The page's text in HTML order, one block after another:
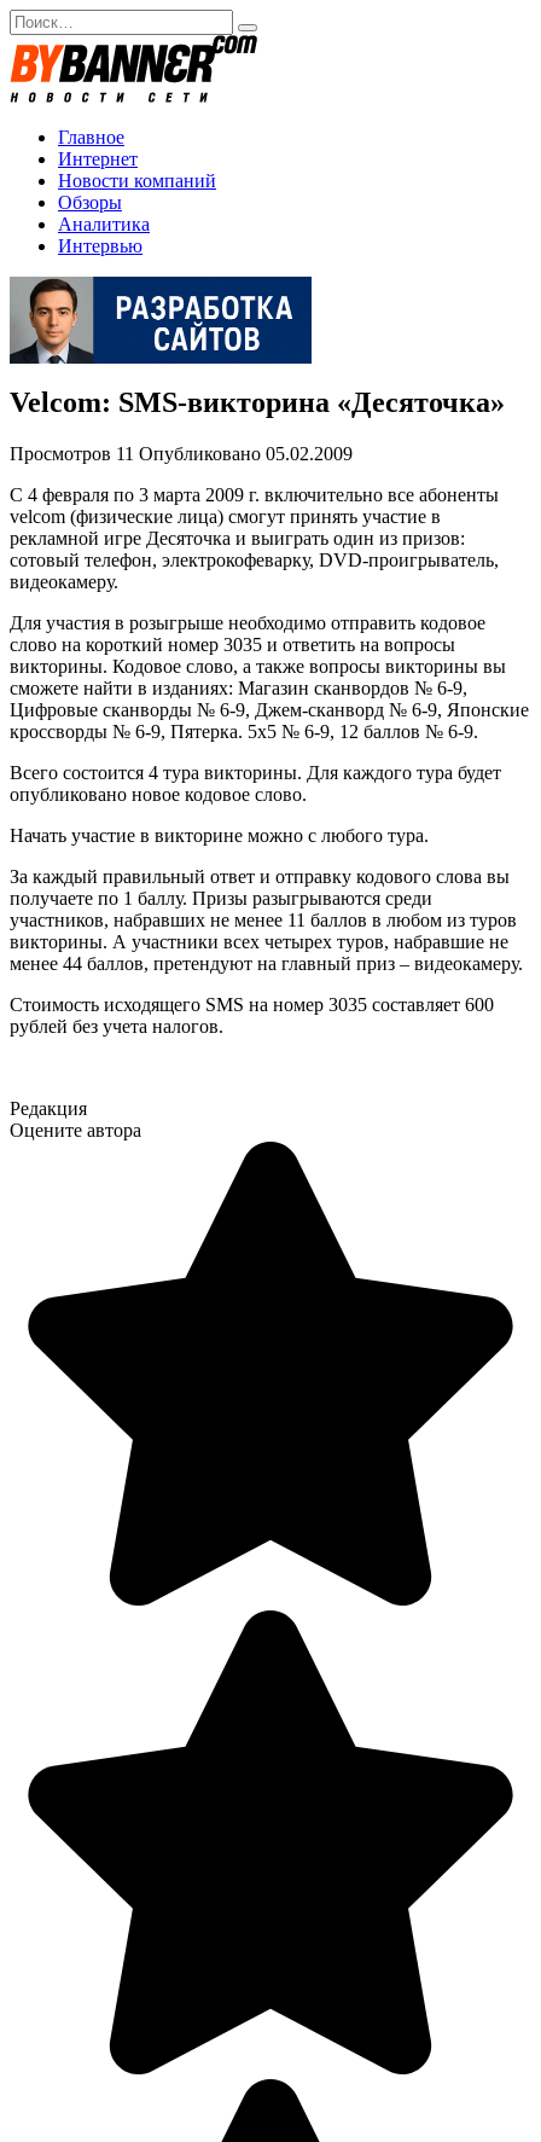
Перейти
к
содержанию
Search
for:
Главное
Интернет
Новости компаний
Обзоры
Аналитика
Интервью
Velcom: SMS-викторина «Десяточка»
Просмотров 11 Опубликовано 05.02.2009
C 4 февраля по 3 марта 2009 г. включительно все абоненты
velcom (физические лица) смогут принять участие в
рекламной игре Десяточка и выиграть один из призов:
сотовый телефон, электрокофеварку, DVD-проигрыватель,
видеокамеру.
Для участия в розыгрыше необходимо отправить кодовое
слово на короткий номер 3035 и ответить на вопросы
викторины. Кодовое слово, а также вопросы викторины вы
сможете найти в изданиях: Магазин сканвордов № 6-9,
Цифровые сканворды № 6-9, Джем-сканворд № 6-9, Японские
кроссворды № 6-9, Пятерка. 5х5 № 6-9, 12 баллов № 6-9.
Всего состоится 4 тура викторины. Для каждого тура будет
опубликовано новое кодовое слово.
Начать участие в викторине можно с любого тура.
За каждый правильный ответ и отправку кодового слова вы
получаете по 1 баллу. Призы разыгрываются среди
участников, набравших не менее 11 баллов в любом из туров
викторины. А участники всех четырех туров, набравшие не
менее 44 баллов, претендуют на главный приз – видеокамеру.
Стоимость исходящего SMS на номер 3035 составляет 600
рублей без учета налогов.
Редакция
Оцените автора